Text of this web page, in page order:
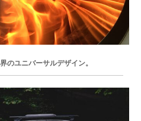
のユニバーサルデザイン。